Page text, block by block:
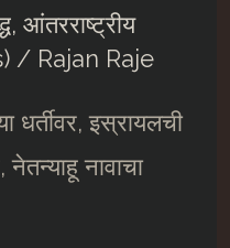
, आंतरराष्ट्रीय
/ Rajan Raje
धर्तीवर, इस्रायलची
नेतन्याहू नावाचा